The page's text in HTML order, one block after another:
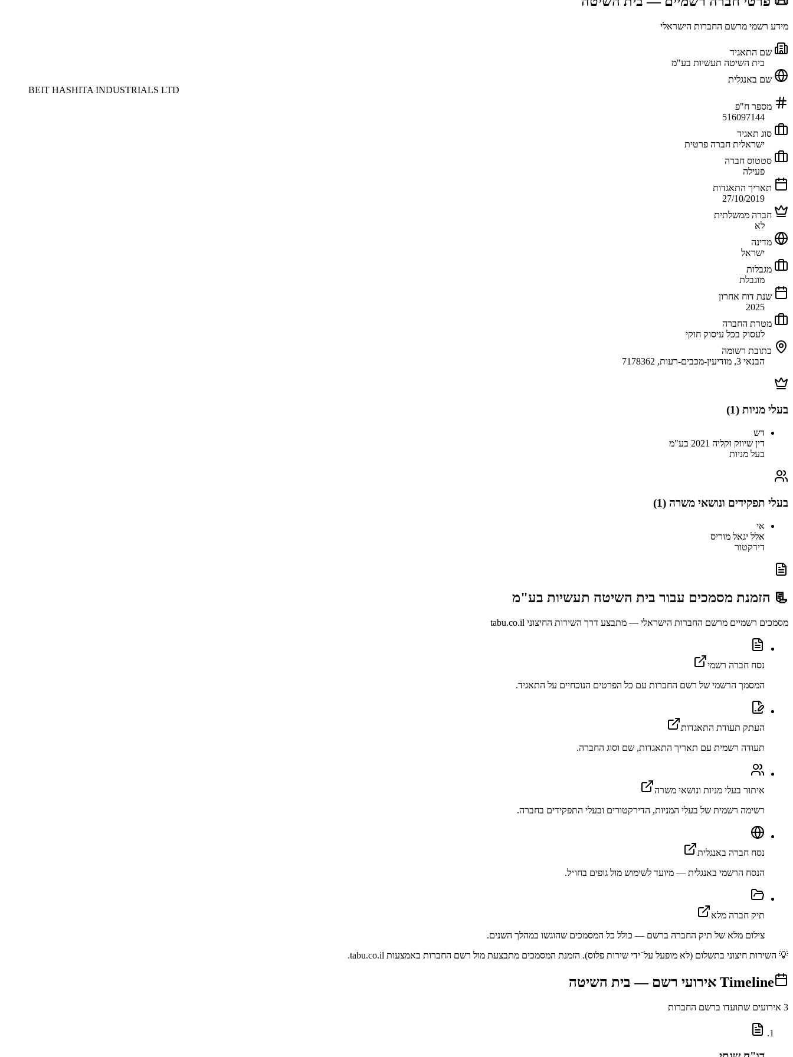
מידע רשמי מרשם החברות הישראלי
שם התאגיד
בית השיטה תעשיות בע"מ
שם באנגלית
BEIT HASHITA INDUSTRIALS LTD
מספר ח"פ
516097144
סוג תאגיד
ישראלית חברה פרטית
סטטוס חברה
פעילה
תאריך התאגדות
27/10/2019
חברה ממשלתית
לא
מדינה
ישראל
מגבלות
מוגבלת
שנת דוח אחרון
2025
מטרת החברה
לעסוק בכל עיסוק חוקי
כתובת רשומה
הבנאי 3, מודיעין-מכבים-רעות, 7178362
בעלי מניות (1
)
דש
דין שיווק וקליה 2021 בע"מ
בעל מניות
בעלי תפקידים ונושאי משרה (1
)
אי
אלל יגאל מוריס
דירקטור
📃 הזמנת מסמכים עבור בית השיטה תעשיות בע"מ
מסמכים רשמיים מרשם החברות הישראלי — מתבצע דרך השירות החיצוני tabu.co.il
נסח חברה רשמי
המסמך הרשמי של רשם החברות עם כל הפרטים הנוכחיים על התאגיד.
העתק תעודת התאגדות
תעודה רשמית עם תאריך התאגדות, שם וסוג החברה.
איתור בעלי מניות ונושאי משרה
רשימה רשמית של בעלי המניות, הדירקטורים ובעלי התפקידים בחברה.
נסח חברה באנגלית
הנסח הרשמי באנגלית — מיועד לשימוש מול גופים בחו״ל.
תיק חברה מלא
צילום מלא של תיק החברה ברשם — כולל כל המסמכים שהוגשו במהלך השנים.
💡 השירות חיצוני בתשלום (לא מופעל על־ידי שירות פלוס). הזמנת המסמכים מתבצעת מול רשם החברות באמצעות tabu.co.il.
Timeline אירועי רשם — בית השיטה
3 אירועים שתועדו ברשם החברות